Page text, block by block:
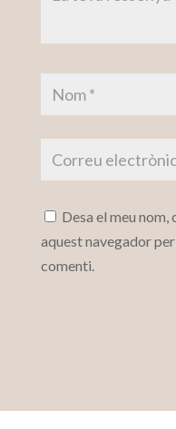
Desa el meu
aquest navegador
comenti.